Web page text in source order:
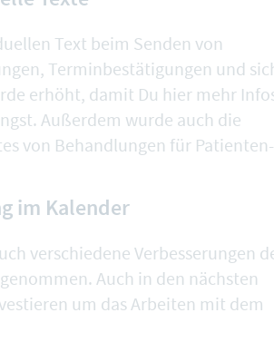
Text beim Senden von
, Terminbestätigungen und
erhöht, damit Du hier mehr
Außerdem wurde auch die
von Behandlungen für Patienten-
im Kalender
verschiedene Verbesserungen
Auch in den nächsten
um das Arbeiten mit dem